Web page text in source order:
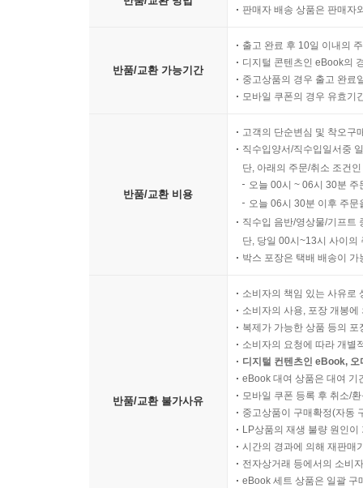
판매자 배송 상품은 판매자
반품/교환 가능기간
출고 완료 후 10일 이내의
디지털 콘텐츠인 eBook의
중고상품의 경우 출고 완료
모바일 쿠폰의 경우 유효기
반품/교환 비용
고객의 단순변심 및 착오구
직수입양서/직수입일서중
단, 아래의 주문/취소 조건
오늘 00시 ~ 06시 30분
오늘 06시 30분 이후 주
직수입 음반/영상물/기프트
단, 당일 00시~13시 사이의
박스 포장은 택배 배송이
반품/교환 불가사유
소비자의 책임 있는 사유로
소비자의 사용, 포장 개봉
복제가 가능한 상품 등의
소비자의 요청에 따라 개별
디지털 컨텐츠인 eBook,
eBook 대여 상품은 대여 기
모바일 쿠폰 등록 후 취소/
중고상품이 구매확정(자동
LP상품의 재생 불량 원인
시간의 경과에 의해 재판매
전자상거래 등에서의 소비
eBook 세트 상품은 일괄 구